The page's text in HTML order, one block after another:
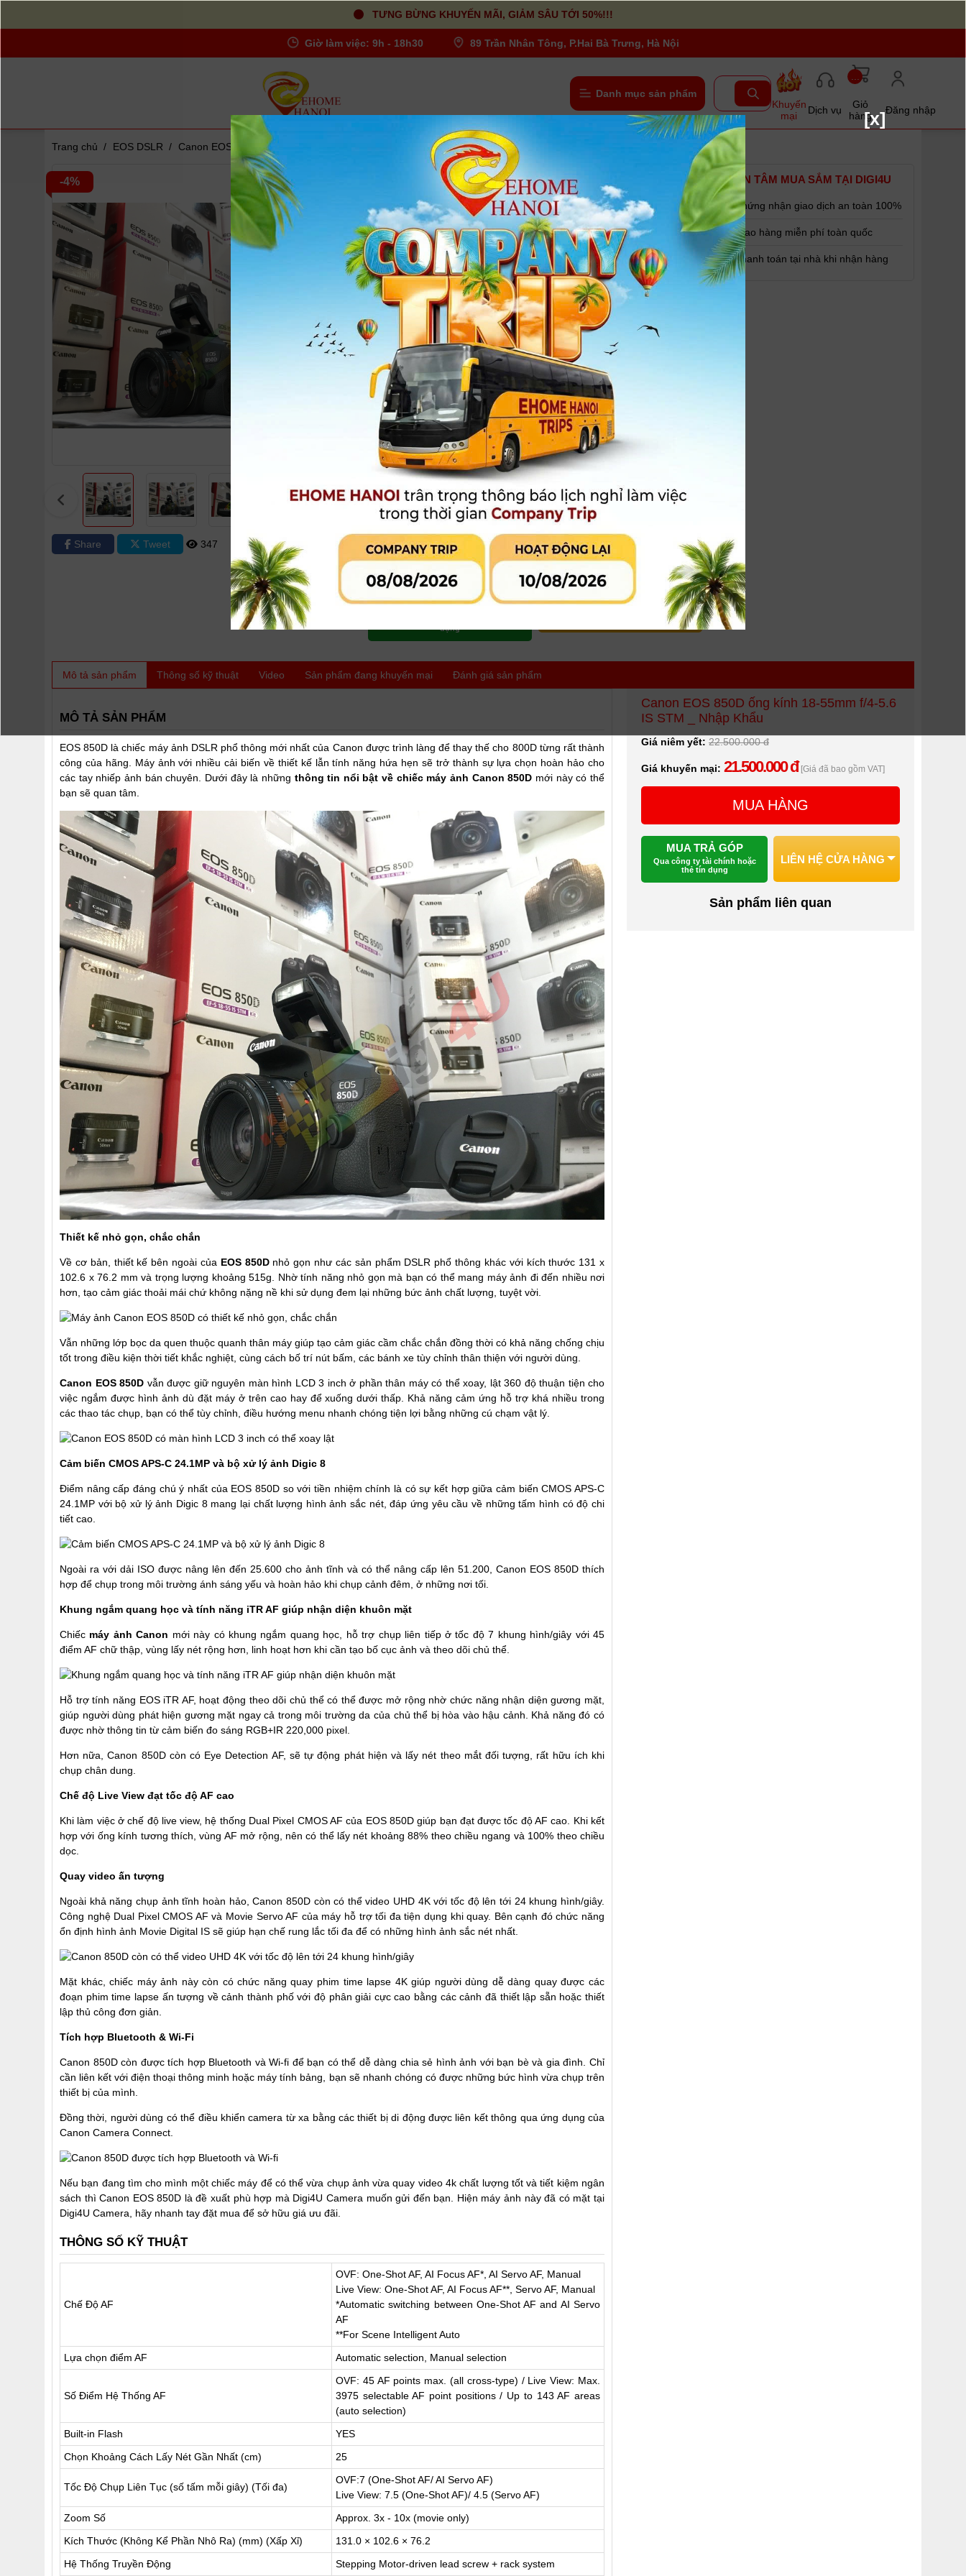
TƯNG BỪNG KHUYẾN MÃI, GIẢM SÂU TỚI 50%!!!
Giờ làm việc: 9h - 18h30 89 Trần Nhân Tông, P.Hai Bà Trưng, Hà Nội
Danh mục sản phẩm
Khuyến
mại
Dịch vụ
Giỏ
hàng
Đăng nhập
Trang chủ / EOS DSLR / Canon EOS 850D ống kính 18-55mm f/4-5.6 IS STM _ Nhập Khẩu
Zoom
-4%
Share Tweet 347 0
Canon EOS 850D ống kính 18-55mm f/4-5.6 IS
STM _ Nhập Khẩu
Người dùng đánh giá | Tình trạng:Có hàng
- Cảm biến CMOS APS-C 24mpx
- Bộ xử lý hình ảnh DIGIC 8
- Hệ thống AF 45 điểm cross-type
- Hỗ trợ tính năng EOS iTR AF
- Tốc độ chụp liên tiếp tối đa đạt tới 7 hình/giây
- Hỗ trợ AF theo mắt ở Live view
- Quay video 4K
- Kết nối không dây Wi-Fi và Bluetooth
- Kích thước: 131 x 102.6 x 76.2 mm
- Trọng lượng: 515g
Xem thêm
Bảo hành:12 tháng
Giá khuyến mại: 21.500.000 đ [Giá đã bao gồm VAT]
MUA HÀNG
MUA TRẢ GÓP
dụng
LIÊN HỆ CỬA HÀNG
YÊN TÂM MUA SẮM TẠI DIGI4U
Chứng nhận giao dịch an toàn 100%
Giao hàng miễn phí toàn quốc
Thanh toán tại nhà khi nhận hàng
Mô tả sản phẩm Thông số kỹ thuật Video Sản phẩm đang khuyến mại Đánh giá sản phẩm
MÔ TẢ SẢN PHẨM
EOS 850D là chiếc máy ảnh DSLR phổ thông mới nhất của Canon được trình làng để thay thế cho 800D từng rất thành
công của hãng. Máy ảnh với nhiều cải biến về thiết kế lẫn tính năng hứa hẹn sẽ trở thành sự lựa chọn hoàn hảo cho
các tay nhiếp ảnh bán chuyên. Dưới đây là những thông tin nổi bật về chiếc máy ảnh Canon 850D mới này có thể
bạn sẽ quan tâm.
Thiết kế nhỏ gọn, chắc chắn
Về cơ bản, thiết kế bên ngoài của EOS 850Dnhỏ gọn như các sản phẩm DSLR phổ thông khác với kích thước 131 x
102.6 x 76.2 mm và trọng lượng khoảng 515g. Nhờ tính năng nhỏ gọn mà bạn có thể mang máy ảnh đi đến nhiều nơi
hơn, tạo cảm giác thoải mái chứ không nặng nề khi sử dụng đem lại những bức ảnh chất lượng, tuyệt vời.
Vẫn những lớp bọc da quen thuộc quanh thân máy giúp tạo cảm giác cầm chắc chắn đồng thời có khả năng chống chịu
tốt trong điều kiện thời tiết khắc nghiệt, cùng cách bố trí nút bấm, các bánh xe tùy chỉnh thân thiện với người dùng.
Canon EOS 850D vẫn được giữ nguyên màn hình LCD 3 inch ở phần thân máy có thể xoay, lật 360 độ thuận tiện cho
việc ngắm được hình ảnh dù đặt máy ở trên cao hay để xuống dưới thấp. Khả năng cảm ứng hỗ trợ khá nhiều trong
các thao tác chụp, bạn có thể tùy chỉnh, điều hướng menu nhanh chóng tiện lợi bằng những cú chạm vật lý.
Cảm biến CMOS APS-C 24.1MP và bộ xử lý ảnh Digic 8
Điểm nâng cấp đáng chú ý nhất của EOS 850D so với tiền nhiệm chính là có sự kết hợp giữa cảm biến CMOS APS-C
24.1MP với bộ xử lý ảnh Digic 8 mang lại chất lượng hình ảnh sắc nét, đáp ứng yêu cầu về những tấm hình có độ chi
tiết cao.
Ngoài ra với dải ISO được nâng lên đến 25.600 cho ảnh tĩnh và có thể nâng cấp lên 51.200, Canon EOS 850D thích
hợp để chụp trong môi trường ánh sáng yếu và hoàn hảo khi chụp cảnh đêm, ở những nơi tối.
Khung ngắm quang học và tính năng iTR AF giúp nhận diện khuôn mặt
Chiếc máy ảnh Canon mới này có khung ngắm quang học, hỗ trợ chụp liên tiếp ở tốc độ 7 khung hình/giây với 45
điểm AF chữ thập, vùng lấy nét rộng hơn, linh hoạt hơn khi cần tạo bố cục ảnh và theo dõi chủ thể.
Hỗ trợ tính năng EOS iTR AF, hoạt động theo dõi chủ thể có thể được mở rộng nhờ chức năng nhận diện gương mặt,
giúp người dùng phát hiện gương mặt ngay cả trong môi trường da của chủ thể bị hòa vào hậu cảnh. Khả năng đó có
được nhờ thông tin từ cảm biến đo sáng RGB+IR 220,000 pixel.
Hơn nữa, Canon 850D còn có Eye Detection AF, sẽ tự động phát hiện và lấy nét theo mắt đối tượng, rất hữu ích khi
chụp chân dung.
Chế độ Live View đạt tốc độ AF cao
Khi làm việc ở chế độ live view, hệ thống Dual Pixel CMOS AF của EOS 850D giúp bạn đạt được tốc độ AF cao. Khi kết
hợp với ống kính tương thích, vùng AF mở rộng, nên có thể lấy nét khoảng 88% theo chiều ngang và 100% theo chiều
dọc.
Quay video ấn tượng
Ngoài khả năng chụp ảnh tĩnh hoàn hảo, Canon 850D còn có thể video UHD 4K với tốc độ lên tới 24 khung hình/giây.
Công nghệ Dual Pixel CMOS AF và Movie Servo AF của máy hỗ trợ tối đa tiện dụng khi quay. Bên cạnh đó chức năng
ổn định hình ảnh Movie Digital IS sẽ giúp hạn chế rung lắc tối đa để có những hình ảnh sắc nét nhất.
Mặt khác, chiếc máy ảnh này còn có chức năng quay phim time lapse 4K giúp người dùng dễ dàng quay được các
đoạn phim time lapse ấn tượng về cảnh thành phố với độ phân giải cực cao bằng các cảnh đã thiết lập sẵn hoặc thiết
lập thủ công đơn giản.
Tích hợp Bluetooth & Wi-Fi
Canon 850D còn được tích hợp Bluetooth và Wi-fi để bạn có thể dễ dàng chia sẻ hình ảnh với bạn bè và gia đình. Chỉ
cần liên kết với điện thoại thông minh hoặc máy tính bảng, bạn sẽ nhanh chóng có được những bức hình vừa chụp trên
thiết bị của mình.
Đồng thời, người dùng có thể điều khiển camera từ xa bằng các thiết bị di động được liên kết thông qua ứng dụng của
Canon Camera Connect.
Nếu bạn đang tìm cho mình một chiếc máy để có thể vừa chụp ảnh vừa quay video 4k chất lượng tốt và tiết kiệm ngân
sách thì Canon EOS 850D là đề xuất phù hợp mà Digi4U Camera muốn gửi đến bạn. Hiện máy ảnh này đã có mặt tại
Digi4U Camera, hãy nhanh tay đặt mua để sở hữu giá ưu đãi.
THÔNG SỐ KỸ THUẬT
Chế Độ AF
OVF: One-Shot AF, AI Focus AF*, AI Servo AF, Manual
Live View: One-Shot AF, AI Focus AF**, Servo AF, Manual
*Automatic switching between One-Shot AF and AI Servo
AF
**For Scene Intelligent Auto
Lựa chọn điểm AF
Automatic selection, Manual selection
Số Điểm Hệ Thống AF
OVF: 45 AF points max. (all cross-type) / Live View: Max.
3975 selectable AF point positions / Up to 143 AF areas
(auto selection)
Built-in Flash
YES
Chọn Khoảng Cách Lấy Nét Gần Nhất (cm)
25
Tốc Độ Chụp Liên Tục (số tấm mỗi giây) (Tối đa)
OVF:7 (One-Shot AF/ AI Servo AF)
Live View: 7.5 (One-Shot AF)/ 4.5 (Servo AF)
Zoom Số
Approx. 3x - 10x (movie only)
Kích Thước (Không Kể Phần Nhô Ra) (mm) (Xấp Xỉ)
131.0 × 102.6 × 76.2
Hệ Thống Truyền Động
Stepping Motor-driven lead screw + rack system
Canon EOS 850D ống kính 18-55mm f/4-5.6
IS STM _ Nhập Khẩu
Giá niêm yết: 22.500.000 đ
Giá khuyến mại: 21.500.000 đ [Giá đã bao gồm VAT]
MUA HÀNG
MUA TRẢ GÓP
Qua công ty tài chính hoặc
thẻ tín dụng
LIÊN HỆ CỬA HÀNG
Sản phẩm liên quan
[x]